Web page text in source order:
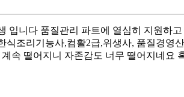
입니다 품질관리 파트에 열심히 지원하
조리기능사,컴활2급,위생사, 품질경
속 떨어지니 자존감도 너무 떨어지네